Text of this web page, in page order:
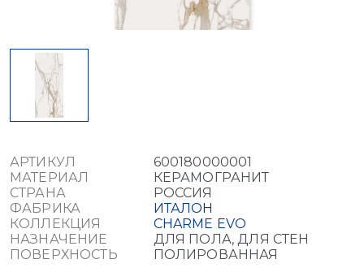
АРТИКУЛ
600180000001
МАТЕРИАЛ
КЕРАМОГРАНИТ
СТРАНА
РОССИЯ
ФАБРИКА
ИТАЛОН
КОЛЛЕКЦИЯ
CHARME EVO
НАЗНАЧЕНИЕ
ДЛЯ ПОЛА, ДЛЯ СТЕН
ПОВЕРХНОСТЬ
ПОЛИРОВАННАЯ